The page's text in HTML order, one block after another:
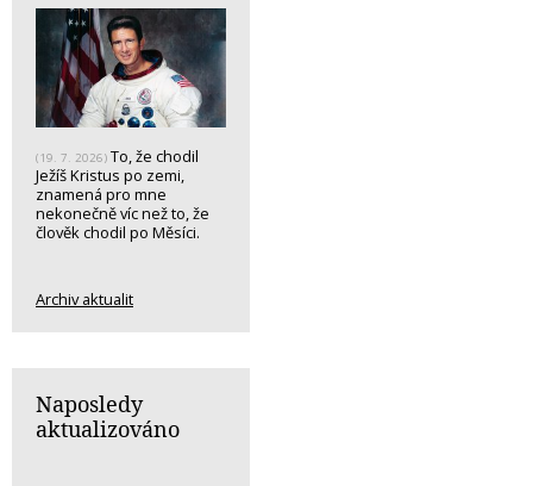
(19. 7. 2026) To, že chodil
Ježíš Kristus po zemi,
znamená pro mne
nekonečně víc než to, že
člověk chodil po Měsíci.
Archiv aktualit
Naposledy
aktualizováno